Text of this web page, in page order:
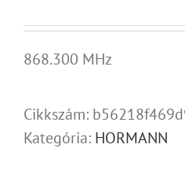
868.300 MHz
Cikkszám:
Kategória: HORMANN